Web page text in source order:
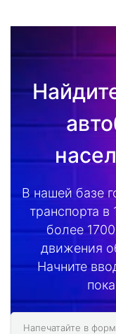
В нашей базе
транспорта в
более
движения
Начните